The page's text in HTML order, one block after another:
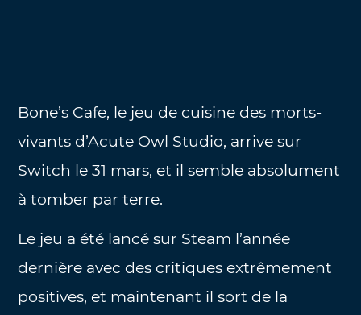
Bone’s Cafe, le jeu de cuisine des morts-
vivants d’Acute Owl Studio, arrive sur
Switch le 31 mars, et il semble absolument
à tomber par terre.
Le jeu a été lancé sur Steam l’année
dernière avec des critiques extrêmement
positives, et maintenant il sort de la